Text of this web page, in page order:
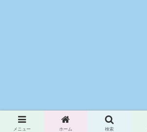
メニュー ホーム 検索